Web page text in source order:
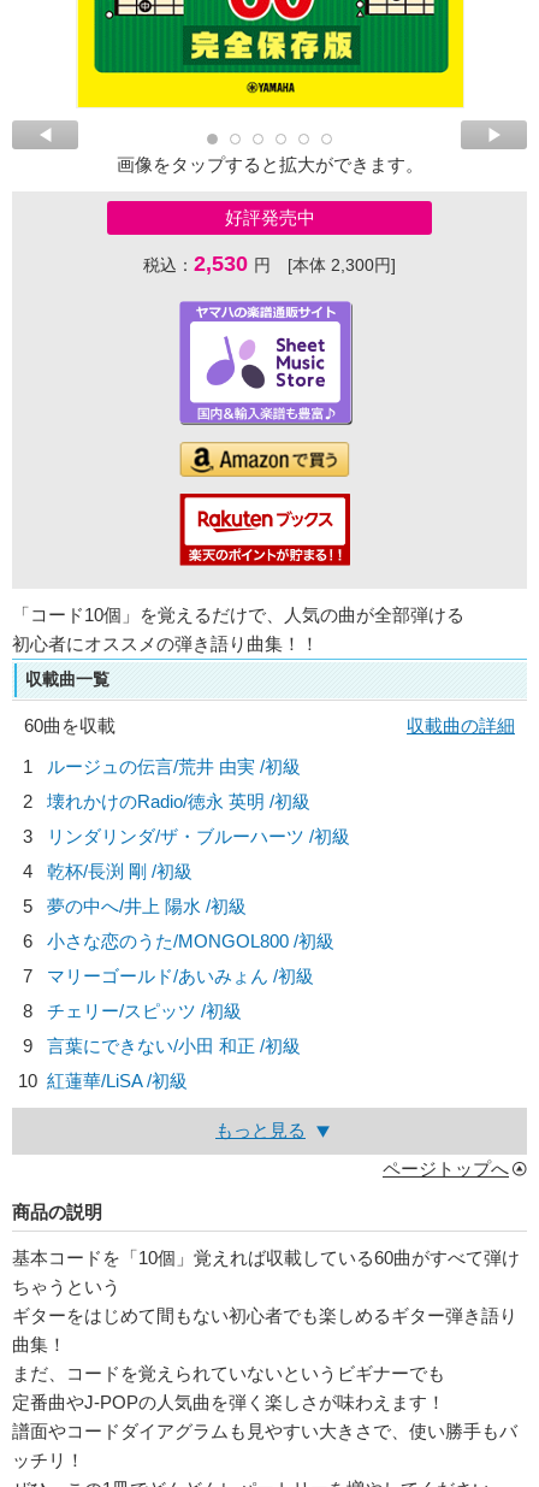
画像をタップすると拡大ができます。
好評発売中
税込： 2,530 円 [本体 2,300円]
「コード10個」を覚えるだけで、人気の曲が全部弾ける
初心者にオススメの弾き語り曲集！！
収載曲一覧
60曲を収載
収載曲の詳細
1
ルージュの伝言/荒井 由実 /初級
2
壊れかけのRadio/徳永 英明 /初級
3
リンダリンダ/ザ・ブルーハーツ /初級
4
乾杯/長渕 剛 /初級
5
夢の中へ/井上 陽水 /初級
6
小さな恋のうた/MONGOL800 /初級
7
マリーゴールド/あいみょん /初級
8
チェリー/スピッツ /初級
9
言葉にできない/小田 和正 /初級
10 紅蓮華/LiSA/初級
もっと見る
ページトップへ
商品の説明
基本コードを「10個」覚えれば収載している60曲がすべて弾け
ちゃうという
ギターをはじめて間もない初心者でも楽しめるギター弾き語り
曲集！
まだ、コードを覚えられていないというビギナーでも
定番曲やJ-POPの人気曲を弾く楽しさが味わえます！
譜面やコードダイアグラムも見やすい大きさで、使い勝手もバ
ッチリ！